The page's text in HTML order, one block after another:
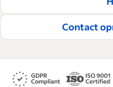
Contact